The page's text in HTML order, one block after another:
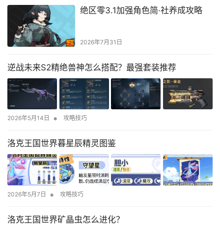
绝区零3.1加强角色简·社养成攻略
2026年7月31日
逆战未来S2精绝兽神怎么搭配？最强套装推荐
2026年5月14日 • 攻略技巧
洛克王国世界暮星辰精灵图鉴
2026年5月7日 • 攻略技巧
洛克王国世界矿晶虫怎么进化？